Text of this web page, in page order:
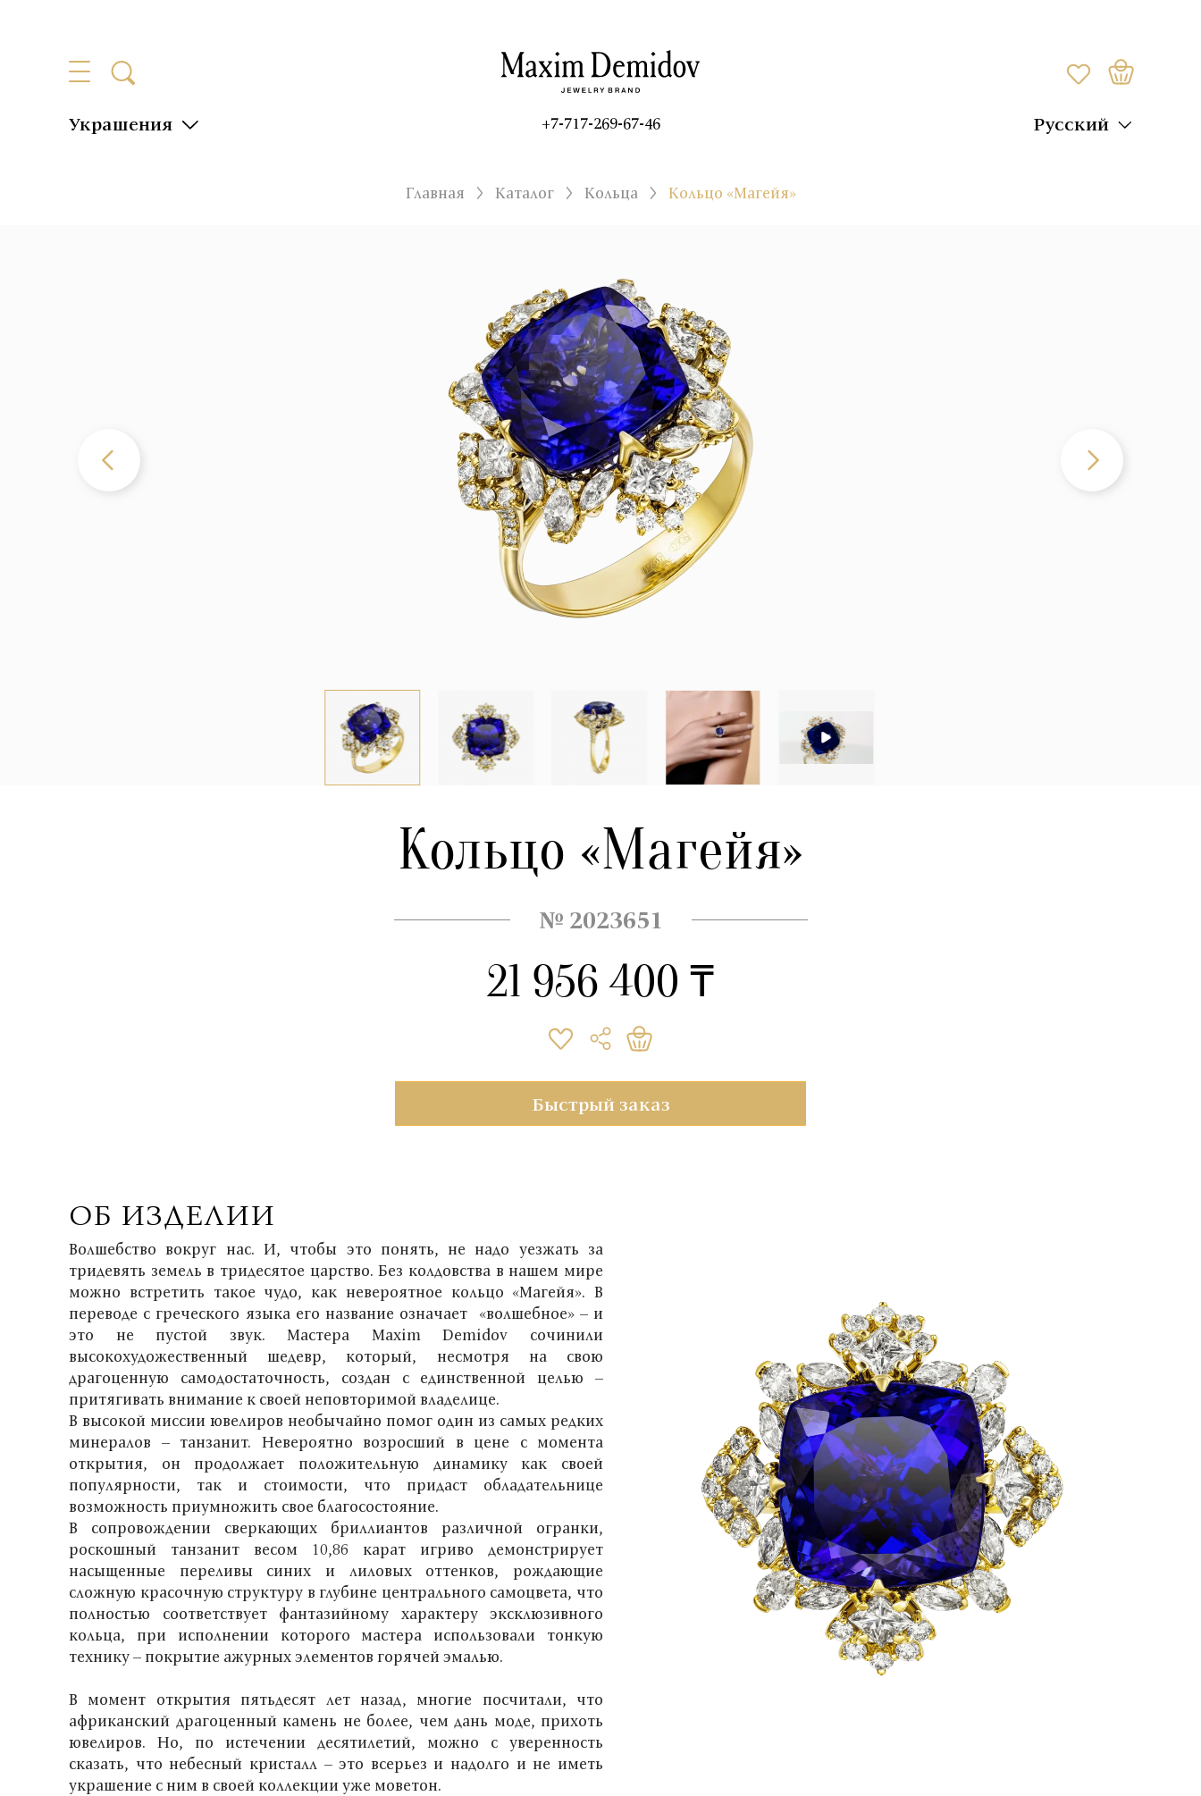
Украшения +7-717-269-67-46 Русский
Главная Каталог Кольца Кольцо «Магейя»
Кольцо «Магейя»
№ 2023651
21 956 400 ₸
Быстрый заказ
ОБ ИЗДЕЛИИ
Волшебство вокруг нас. И, чтобы это понять, не надо уезжать за
тридевять земель в тридесятое царство. Без колдовства в нашем мире
можно встретить такое чудо, как невероятное кольцо «Магейя». В
переводе с греческого языка его название означает «волшебное» – и
это не пустой звук. Мастера Maxim Demidov сочинили
высокохудожественный шедевр, который, несмотря на свою
драгоценную самодостаточность, создан с единственной целью –
притягивать внимание к своей неповторимой владелице.
В высокой миссии ювелиров необычайно помог один из самых редких
минералов – танзанит. Невероятно возросший в цене с момента
открытия, он продолжает положительную динамику как своей
популярности, так и стоимости, что придаст обладательнице
возможность приумножить свое благосостояние.
В сопровождении сверкающих бриллиантов различной огранки,
роскошный танзанит весом 10,86 карат игриво демонстрирует
насыщенные переливы синих и лиловых оттенков, рождающие
сложную красочную структуру в глубине центрального самоцвета, что
полностью соответствует фантазийному характеру эксклюзивного
кольца, при исполнении которого мастера использовали тонкую
технику – покрытие ажурных элементов горячей эмалью.
В момент открытия пятьдесят лет назад, многие посчитали, что
африканский драгоценный камень не более, чем дань моде, прихоть
ювелиров. Но, по истечении десятилетий, можно с уверенность
сказать, что небесный кристалл – это всерьез и надолго и не иметь
украшение с ним в своей коллекции уже моветон.